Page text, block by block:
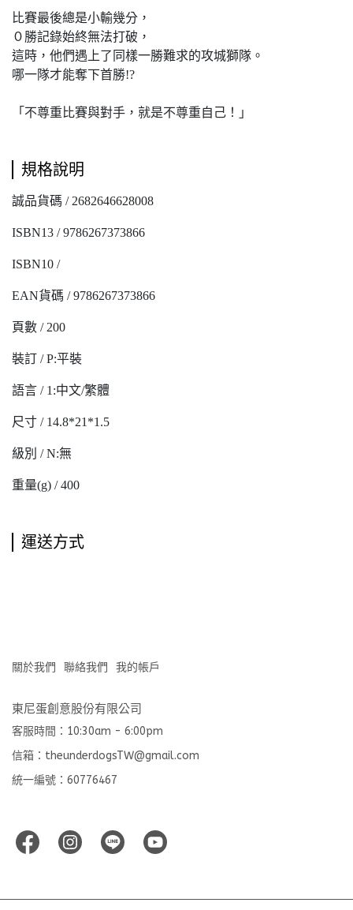
比賽最後總是小輸幾分，
０勝記錄始終無法打破，
這時，他們遇上了同樣一勝難求的攻城獅隊。
哪一隊才能奪下首勝!?
「不尊重比賽與對手，就是不尊重自己！」
規格說明
誠品貨碼 / 2682646628008
ISBN13 / 9786267373866
ISBN10 /
EAN貨碼 / 9786267373866
頁數 / 200
裝訂 / P:平裝
語言 / 1:中文/繁體
尺寸 / 14.8*21*1.5
級別 / N:無
重量(g) / 400
運送方式
關於我們 聯絡我們 我的帳戶
東尼蛋創意股份有限公司
客服時間：10:30am - 6:00pm
信箱：theunderdogsTW@gmail.com
統一編號：60776467